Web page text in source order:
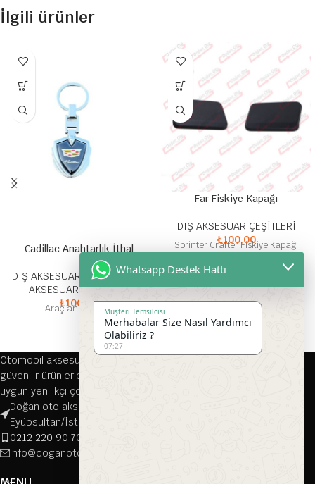
İlgili ürünler
Cadillac Anahtarlık İthal
DIŞ AKSESUAR ÇEŞİTLERİ,İÇ
AKSESUAR ÇEŞİTLERİ
₺100,00
Araç anahtarlığı
Far Fiskiye Kapağı
DIŞ AKSESUAR ÇEŞİTLERİ
₺100,00
Sprinter Crafter Fiskiye Kapağı
Otomobil aksesuarları alanında 1976 yılından bu yana kaliteli ve
güvenilir ürünlerle hizmet veren firmamız, her türlü aracınıza
uygun yenilikçi çözümler sunmaktadır.
Doğan oto aksesuar, Çırçır, Namık Kemal Cd. 116-118/A, 34070
Eyüpsultan/İstanbul
0212 220 90 70
info@doganotoaksesuar.com
Whatsapp Destek Hattı
Müşteri Temsilcisi
Merhabalar Size Nasıl Yardımcı
Olabiliriz ?
07:27